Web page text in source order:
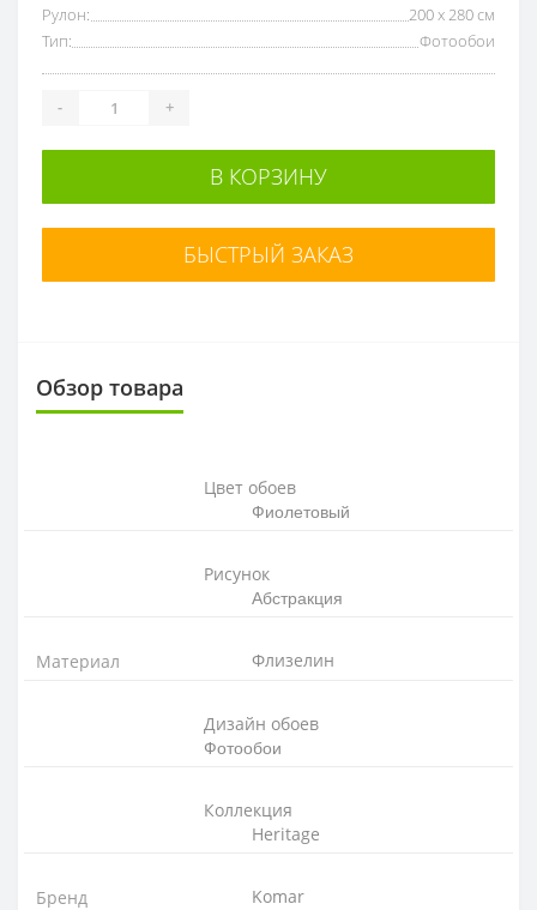
Рулон:
200 x 280 см
Тип:
Фотообои
- +
В КОРЗИНУ
БЫСТРЫЙ ЗАКАЗ
Обзор товара
Цвет обоев
Фиолетовый
Рисунок
Абстракция
Материал Флизелин
Дизайн обоев
Фотообои
Коллекция
Heritage
Бренд Komar